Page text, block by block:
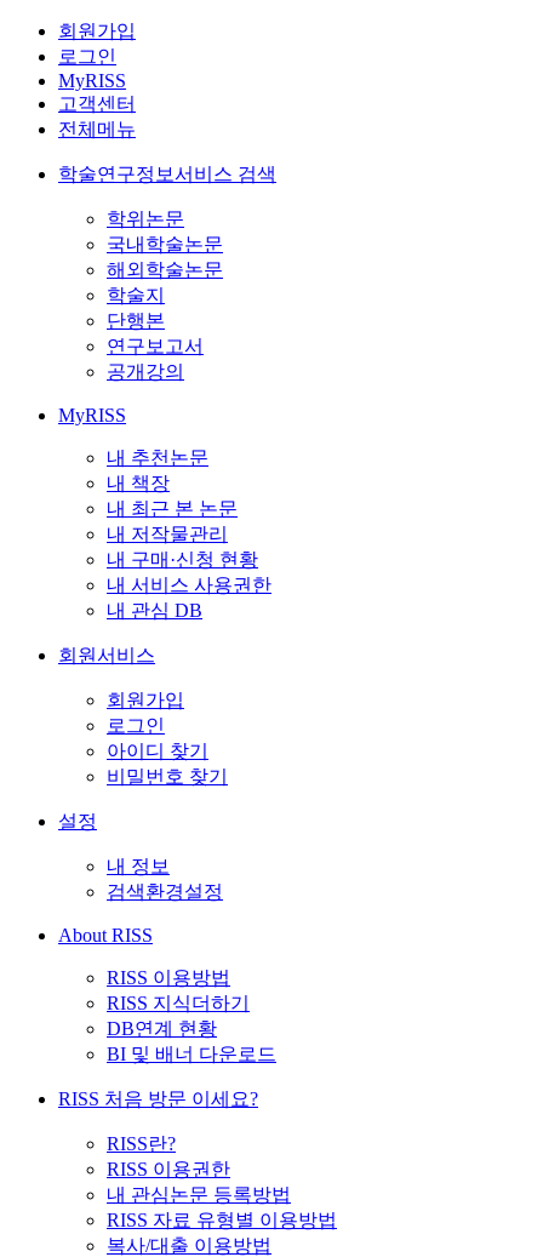
회원가입
로그인
MyRISS
고객센터
전체메뉴
학술연구정보서비스 검색
학위논문
국내학술논문
해외학술논문
학술지
단행본
연구보고서
공개강의
MyRISS
내 추천논문
내 책장
내 최근 본 논문
내 저작물관리
내 구매·신청 현황
내 서비스 사용권한
내 관심 DB
회원서비스
회원가입
로그인
아이디 찾기
비밀번호 찾기
설정
내 정보
검색환경설정
About RISS
RISS 이용방법
RISS 지식더하기
DB연계 현황
BI 및 배너 다운로드
RISS 처음 방문 이세요?
RISS란?
RISS 이용권한
내 관심논문 등록방법
RISS 자료 유형별 이용방법
복사/대출 이용방법